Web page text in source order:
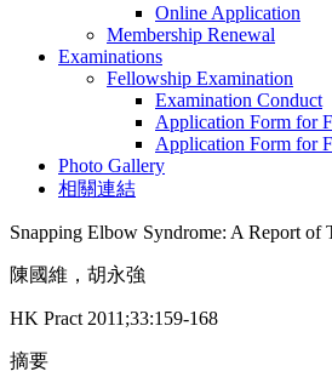
Online Application
Membership Renewal
Examinations
Fellowship Examination
Examination Conduct
Application Form for
Application Form for
Photo Gallery
相關連結
Snapping Elbow Syndrome: A Report of
陳國維，胡永強
HK Pract 2011;33:159-168
摘要